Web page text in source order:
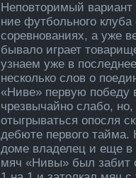
Неповторимый
ние футбольного
соревнованиях, а уже
бывало играет
узнаем уже в
несколько слов о
«Ниве» первую победу
чрезвычайно слабо,
отыгрываться опосля
дебюте первого тайма.
доме владеле­ц и еще
мяч «Нивы» был забит